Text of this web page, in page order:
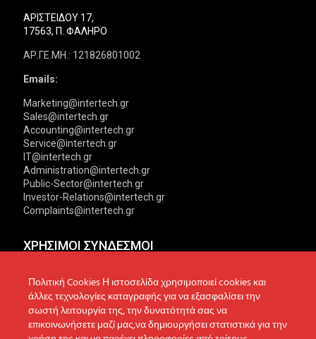
ΑΡΙΣΤΕΙΔΟΥ 17,
17563, Π. ΦΑΛΗΡΟ
ΑΡ.ΓΕ.ΜΗ.: 121826801002
Emails:
Marketing@intertech.gr
Sales@intertech.gr
Accounting@intertech.gr
Service@intertech.gr
IT@intertech.gr
Administration@intertech.gr
Public-Sector@intertech.gr
Investor-Relations@intertech.gr
Complaints@intertech.gr
ΧΡΗΣΙΜΟΙ ΣΥΝΔΕΣΜΟΙ
Αντιπροσωπείες
Δίκτυο συνεργατών
Τεχνική υποστήριξη
Πολιτική Απορρήτου
Πολιτική Cookies
Πολιτική Προστασίας
Πολιτική Cookies Η ιστοσελίδα χρησιμοποιεί cookies και
άλλες τεχνολογίες καταγραφής για να εξασφαλίσει την
σωστή λειτουργία της, την δυνατότητά σας να
επικοινωνήσετε μαζί μας,να δημιουργήσει στατιστικά για την